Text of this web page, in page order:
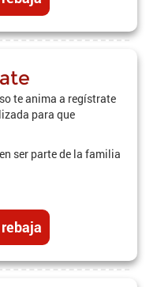
te anima a regístrate
para que
ser parte de la familia